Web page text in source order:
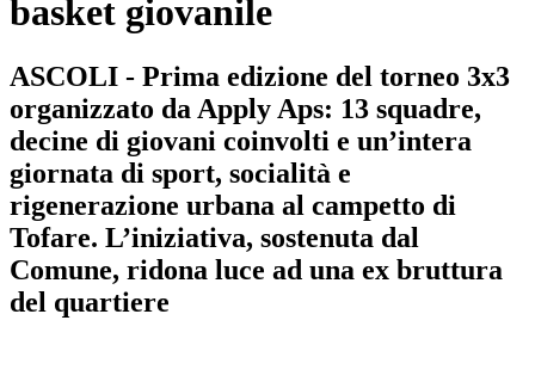
basket giovanile
ASCOLI - Prima edizione del torneo 3x3
organizzato da Apply Aps: 13 squadre,
decine di giovani coinvolti e un’intera
giornata di sport, socialità e
rigenerazione urbana al campetto di
Tofare. L’iniziativa, sostenuta dal
Comune, ridona luce ad una ex bruttura
del quartiere